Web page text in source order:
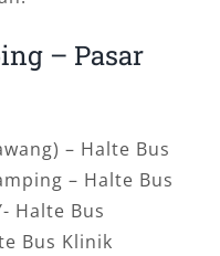
– Pasar
– Halte Bus
– Halte Bus
Halte Bus
Bus Klinik